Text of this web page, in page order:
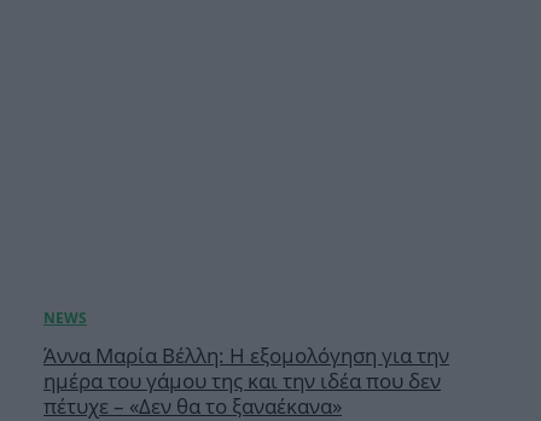
Άννα Μαρία Βέλλη: Η εξομολόγηση για την
ημέρα του γάμου της και την ιδέα που δεν
πέτυχε – «Δεν θα το ξαναέκανα»